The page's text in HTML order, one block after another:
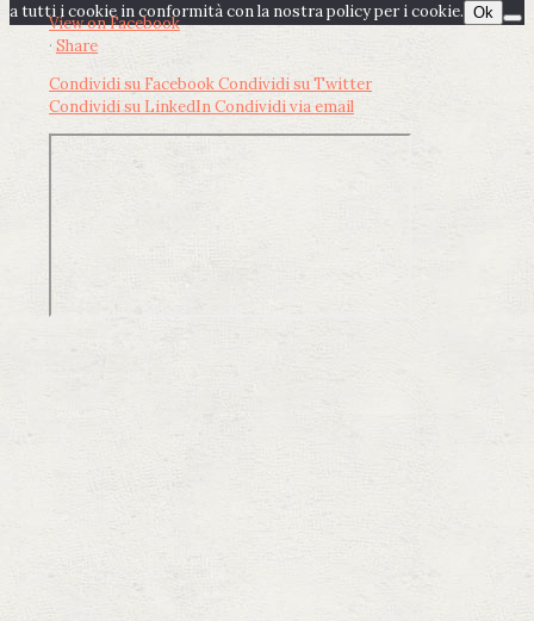
View on Facebook
· Share
Condividi su FacebookCondividi su Twitter
Condividi su LinkedInCondividi via email
a tutti i cookie in conformità con la nostra policy per i cookie. Ok